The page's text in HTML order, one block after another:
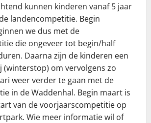
kunnen kinderen vanaf 5 jaar
landencompetitie. Begin
we dus met de
die ongeveer tot begin/half
Daarna zijn de kinderen een
(winterstop) om vervolgens zo
weer verder te gaan met de
in de Waddenhal. Begin maart is
van de voorjaarscompetitie op
Wie meer informatie wil of